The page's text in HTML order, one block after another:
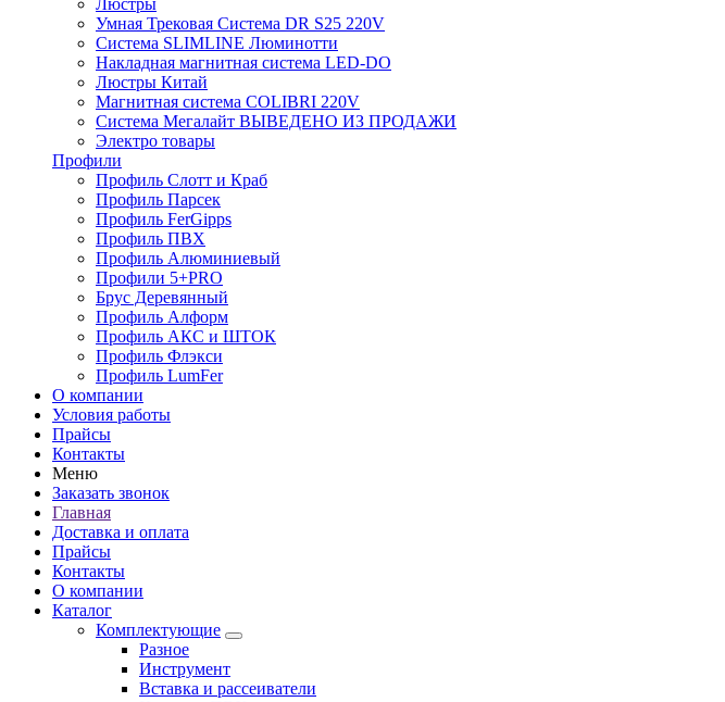
Люстры
Умная Трековая Система DR S25 220V
Система SLIMLINE Люминотти
Накладная магнитная система LED-DO
Люстры Китай
Магнитная система COLIBRI 220V
Система Мегалайт ВЫВЕДЕНО ИЗ ПРОДАЖИ
Электро товары
Профили
Профиль Слотт и Краб
Профиль Парсек
Профиль FerGipps
Профиль ПВХ
Профиль Алюминиевый
Профили 5+PRO
Брус Деревянный
Профиль Алформ
Профиль АКС и ШТОК
Профиль Флэкси
Профиль LumFer
О компании
Условия работы
Прайсы
Контакты
Меню
Заказать звонок
Главная
Доставка и оплата
Прайсы
Контакты
О компании
Каталог
Комплектующие
Разное
Инструмент
Вставка и рассеиватели